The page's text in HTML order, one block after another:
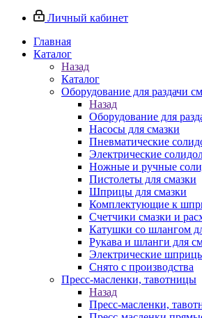
Личный кабинет
Главная
Каталог
Назад
Каталог
Оборудование для раздачи
Назад
Оборудование для
Насосы для смазки
Пневматические
Электрические
Ножные и ручные
Пистолеты для смазки
Шприцы для смазки
Комплектующие к
Счетчики смазки и
Катушки со шлангом
Рукава и шланги для
Электрические
Снято с производства
Пресс-масленки, тавотницы
Назад
Пресс-масленки,